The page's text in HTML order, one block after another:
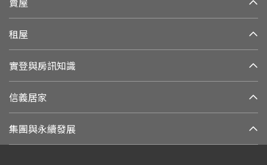
租屋
實登與房訊知識
信義居家
集團與永續發展